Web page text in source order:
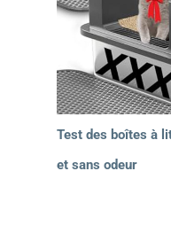
Test des boîtes à
et sans odeur